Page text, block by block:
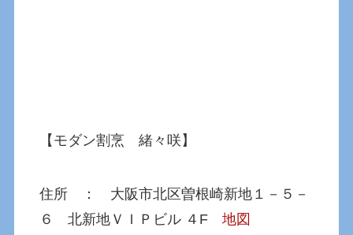
【モダン割烹 緒々咲】
住所 ： 大阪市北区曽根崎新地１－５－
６ 北新地ＶＩＰビル ４F地図